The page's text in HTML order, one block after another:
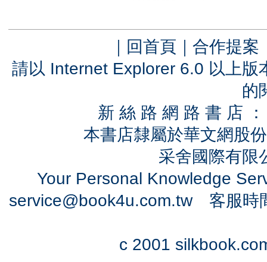
｜ 回首頁 ｜ 合作提案
請以 Internet Explorer 6.0 以上
的
新 絲 路 網 路 書 店
本書店隸屬於華文網股
采舍國際有
Your Personal Knowledge
service@book4u.com.tw客服時
c 2001